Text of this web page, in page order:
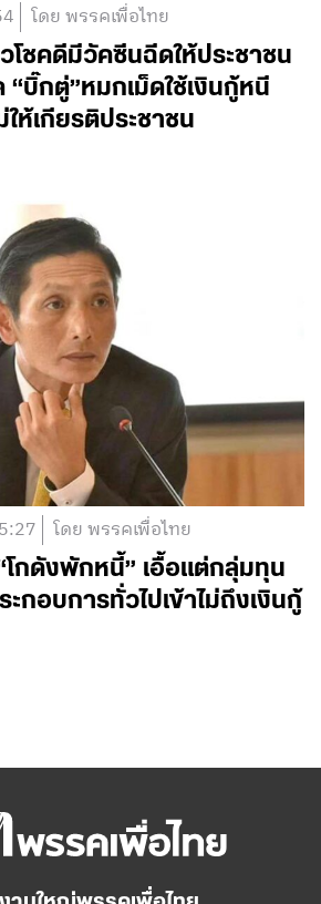
โดย พรรคเพื่อไทย
โชคดีมีวัคซีนฉีดให้ประชาชน
“บิ๊กตู่”หมกเม็ดใช้เงินกู้หนี
ห้เกียรติประชาชน
โดย พรรคเพื่อไทย
โกดังพักหนี้” เอื้อแต่กลุ่มทุน
กอบการทั่วไปเข้าไม่ถึงเงินกู้